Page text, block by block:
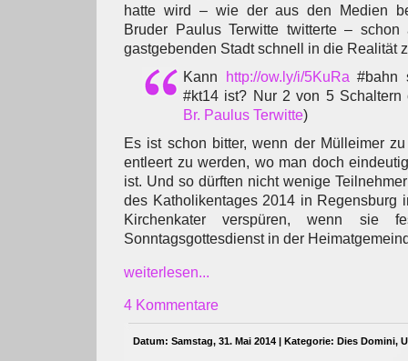
hatte wird – wie der aus den Medien
Bruder Paulus Terwitte twitterte – schon
gastgebenden Stadt schnell in die Realität
Kann
http://ow.ly/i/5KuRa #bahn
#kt14 ist? Nur 2 von 5
Br. Paulus Terwitte)
Es ist schon bitter, wenn der Mülleimer
entleert zu werden, wo man doch
ist. Und so dürften nicht wenige
des Katholikentages 2014 in Regensburg
Kirchenkater verspüren, wenn sie
Sonntagsgottesdienst in der
weiterlesen...
4 Kommentare
Datum: Samstag, 31. Mai 2014 | Kategorie: Dies Domini,